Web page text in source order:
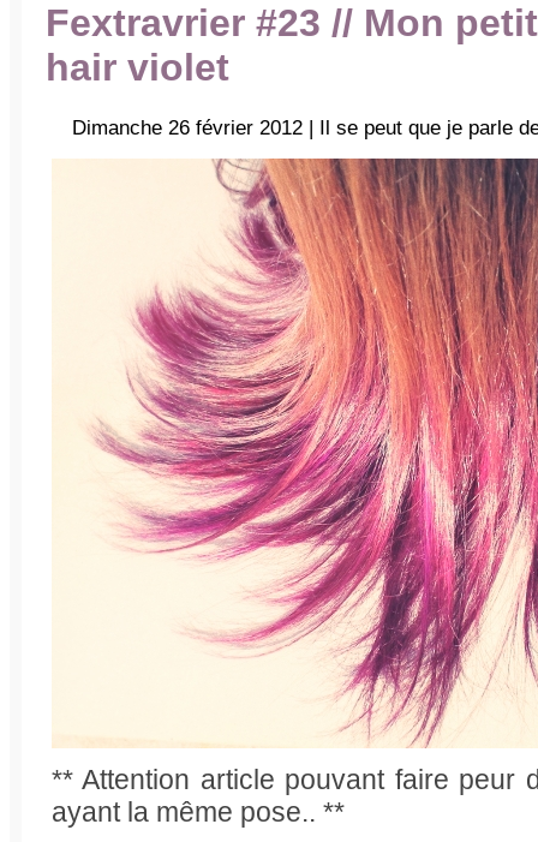
Fextravrier #23 // Mon
hair violet
Dimanche 26 février 2012 | Il se peut que je parle
** Attention article pouvant faire peur
ayant la même pose.. **